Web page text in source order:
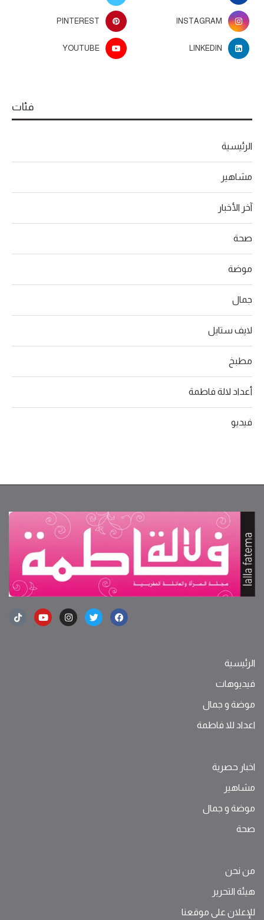
INSTAGRAM
PINTEREST
LINKEDIN
YOUTUBE
فئات
الرئيسية
مشاهير
آخر الأخبار
صحة
موضة
جمال
لايف ستايل
مطبخ
أعداد لالة فاطمة
فيديو
الرئيسية
فيديوهات
موضة ‫و‬ ‫‬‫جمال‬
اعداد للا فاطمة
اخبار حصرية
مشاهير
موضة ‫و‬ ‫‬‫جمال‬
صحة
من نحن
هيئة التحرير
للإعلان على موقعنا